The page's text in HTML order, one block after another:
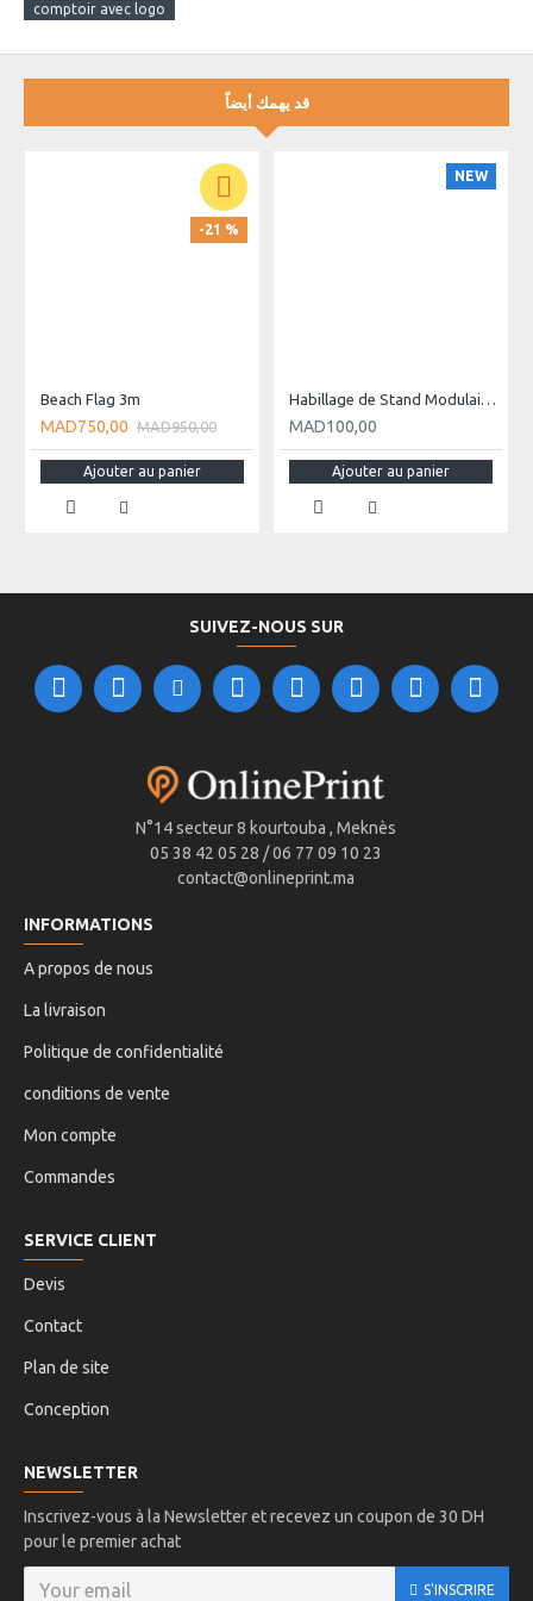
comptoir avec logo
قد يهمك أيضاً
-21 %
Beach Flag 3m
MAD750,00 MAD950,00
Ajouter au panier
NEW
Habillage de Stand Modulaire Personnalisé
MAD100,00
Ajouter au panier
SUIVEZ-NOUS SUR
N°14 secteur 8 kourtouba , Meknès
05 38 42 05 28 / 06 77 09 10 23
contact@onlineprint.ma
INFORMATIONS
A propos de nous
La livraison
Politique de confidentialité
conditions de vente
Mon compte
Commandes
SERVICE CLIENT
Devis
Contact
Plan de site
Conception
NEWSLETTER
Inscrivez-vous à la Newsletter et recevez un coupon de 30 DH
pour le premier achat
S'INSCRIRE